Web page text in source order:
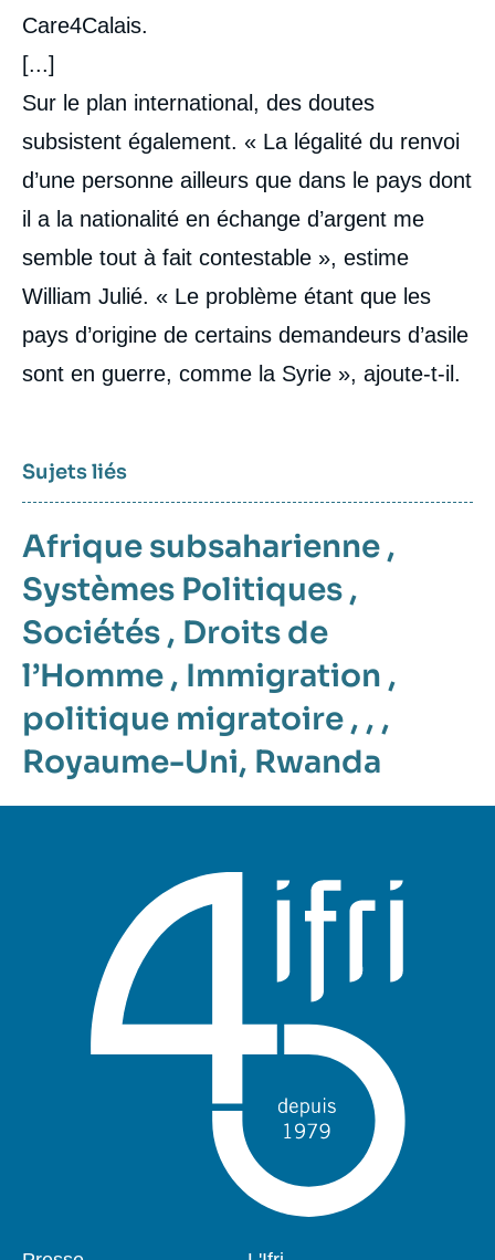
Care4Calais.
[...]
Sur le plan international, des doutes
subsistent également. « La légalité du renvoi
d’une personne ailleurs que dans le pays dont
il a la nationalité en échange d’argent me
semble tout à fait contestable », estime
William Julié. « Le problème étant que les
pays d’origine de certains demandeurs d’asile
sont en guerre, comme la Syrie », ajoute-t-il.
Sujets liés
Afrique subsaharienne ,
Systèmes Politiques ,
Sociétés , Droits de
l’Homme , Immigration ,
politique migratoire , , ,
Royaume-Uni, Rwanda